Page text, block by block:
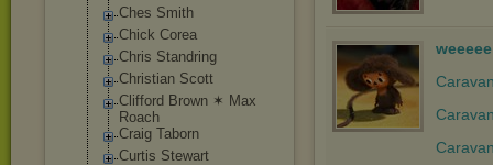
Ches Smith
Chick Corea
Chris Standring
Christian Scott
Clifford Brown ✶ Max
Roach
Craig Taborn
Curtis Stewart
weeeee